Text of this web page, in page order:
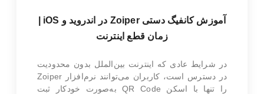
زمان قطع اینترنت
در شرایط عادی که اینترنت بین‌الملل بدون محدودیت
در دسترس است، کاربران می‌توانند نرم‌افزار Zoiper
را تنها با اسکن QR Code به‌صورت خودکار ثبت